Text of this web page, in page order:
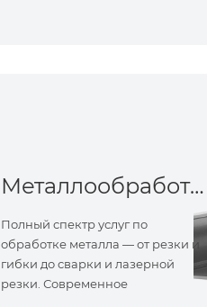
Металлообработка
Полный спектр услуг по
обработке металла — от резки и
гибки до сварки и лазерной
резки. Современное